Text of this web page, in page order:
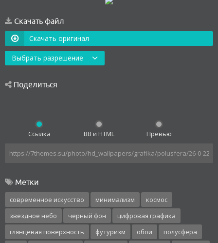
Скачать файл
Скачать оригинал
Выбрать разрешение
Поделиться
Ссылка BB и HTML Превью
Метки
современное искусство минимализм
космос
звездное небо
черный фон
цифровая графика
глянцевая поверхность
футуризм обои
полусфера